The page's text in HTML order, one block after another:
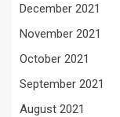
December 2021
November 2021
October 2021
September 2021
August 2021